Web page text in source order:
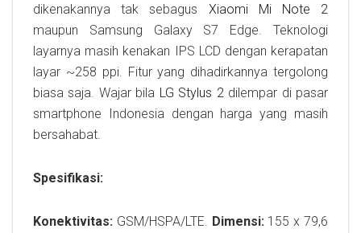
dikenakannya tak sebagus Xiaomi Mi Note 2
maupun Samsung Galaxy S7 Edge. Teknologi
layarnya masih kenakan IPS LCD dengan kerapatan
layar ~258 ppi. Fitur yang dihadirkannya tergolong
biasa saja. Wajar bila LG Stylus 2 dilempar di pasar
smartphone Indonesia dengan harga yang masih
bersahabat.
Spesifikasi:
Konektivitas: GSM/HSPA/LTE. Dimensi: 155 x 79,6